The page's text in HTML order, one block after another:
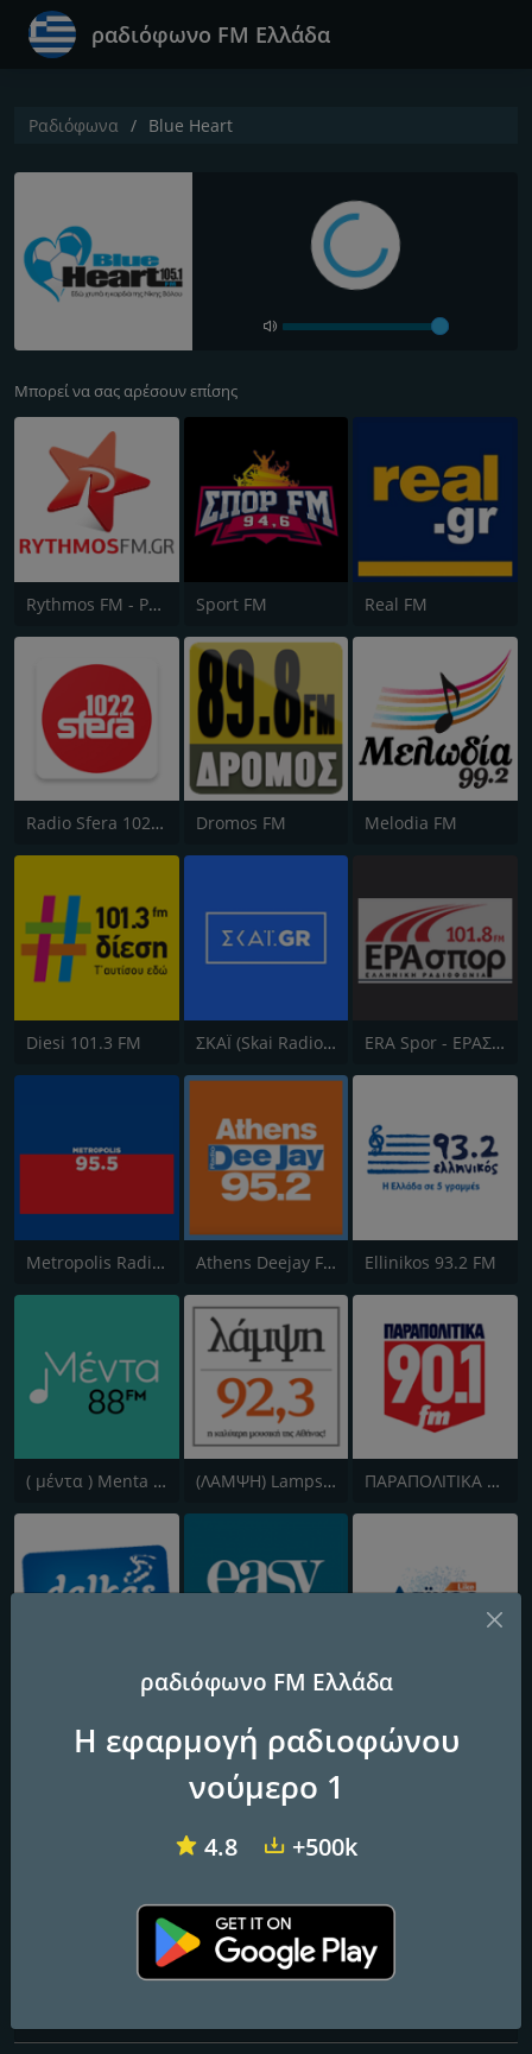
ραδιόφωνο FM Ελλάδα
Ραδιόφωνα Blue Heart
Μπορεί να σας αρέσουν επίσης
Rythmos FM - Ρυθμος 94.9 Sport FM Real FM
Radio Sfera 102.2 FM Dromos FM Melodia FM
Diesi 101.3 FM ΣΚΑΪ (Skai Radio 100.3) ERA Spor - ΕΡΑΣΠΟΡ
Metropolis Radio 95.5 FM Athens Deejay FM Ellinikos 93.2 FM
( μέντα ) Menta 88 FM (ΛΑΜΨΗ) Lampsi 92.3 FM ΠΑΡΑΠΟΛΙΤΙΚΑ 90.1 FM
Easy 97.2 FM
Blue Heart
Συχνότητες FM
ραδιόφωνο FM Ελλάδα
Η εφαρμογή ραδιοφώνου
νούμερο 1
4.8 +500k